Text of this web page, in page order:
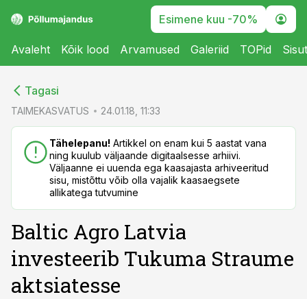
Esimene kuu -70%
Avaleht Kõik lood Arvamused Galeriid TOPid
Tagasi
TAIMEKASVATUS 24.01.18, 11:33
Tähelepanu! Artikkel on enam kui 5 aastat vana
ning kuulub väljaande digitaalsesse arhiivi.
Väljaanne ei uuenda ega kaasajasta arhiveeritud
sisu, mistõttu võib olla vajalik kaasaegsete
allikatega tutvumine
Baltic Agro Latvia
investeerib Tukuma Straume
aktsiatesse